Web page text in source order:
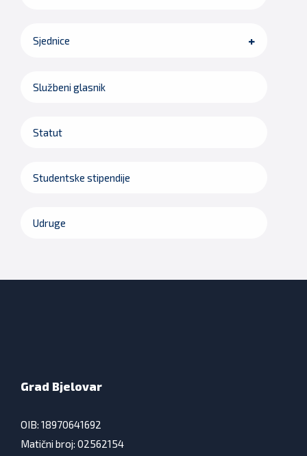
Sjednice
Službeni glasnik
Statut
Studentske stipendije
Udruge
Grad Bjelovar
OIB: 18970641692
Matični broj: 02562154